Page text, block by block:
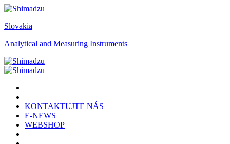
Slovakia
Analytical and Measuring Instruments
KONTAKTUJTE NÁS
E-NEWS
WEBSHOP